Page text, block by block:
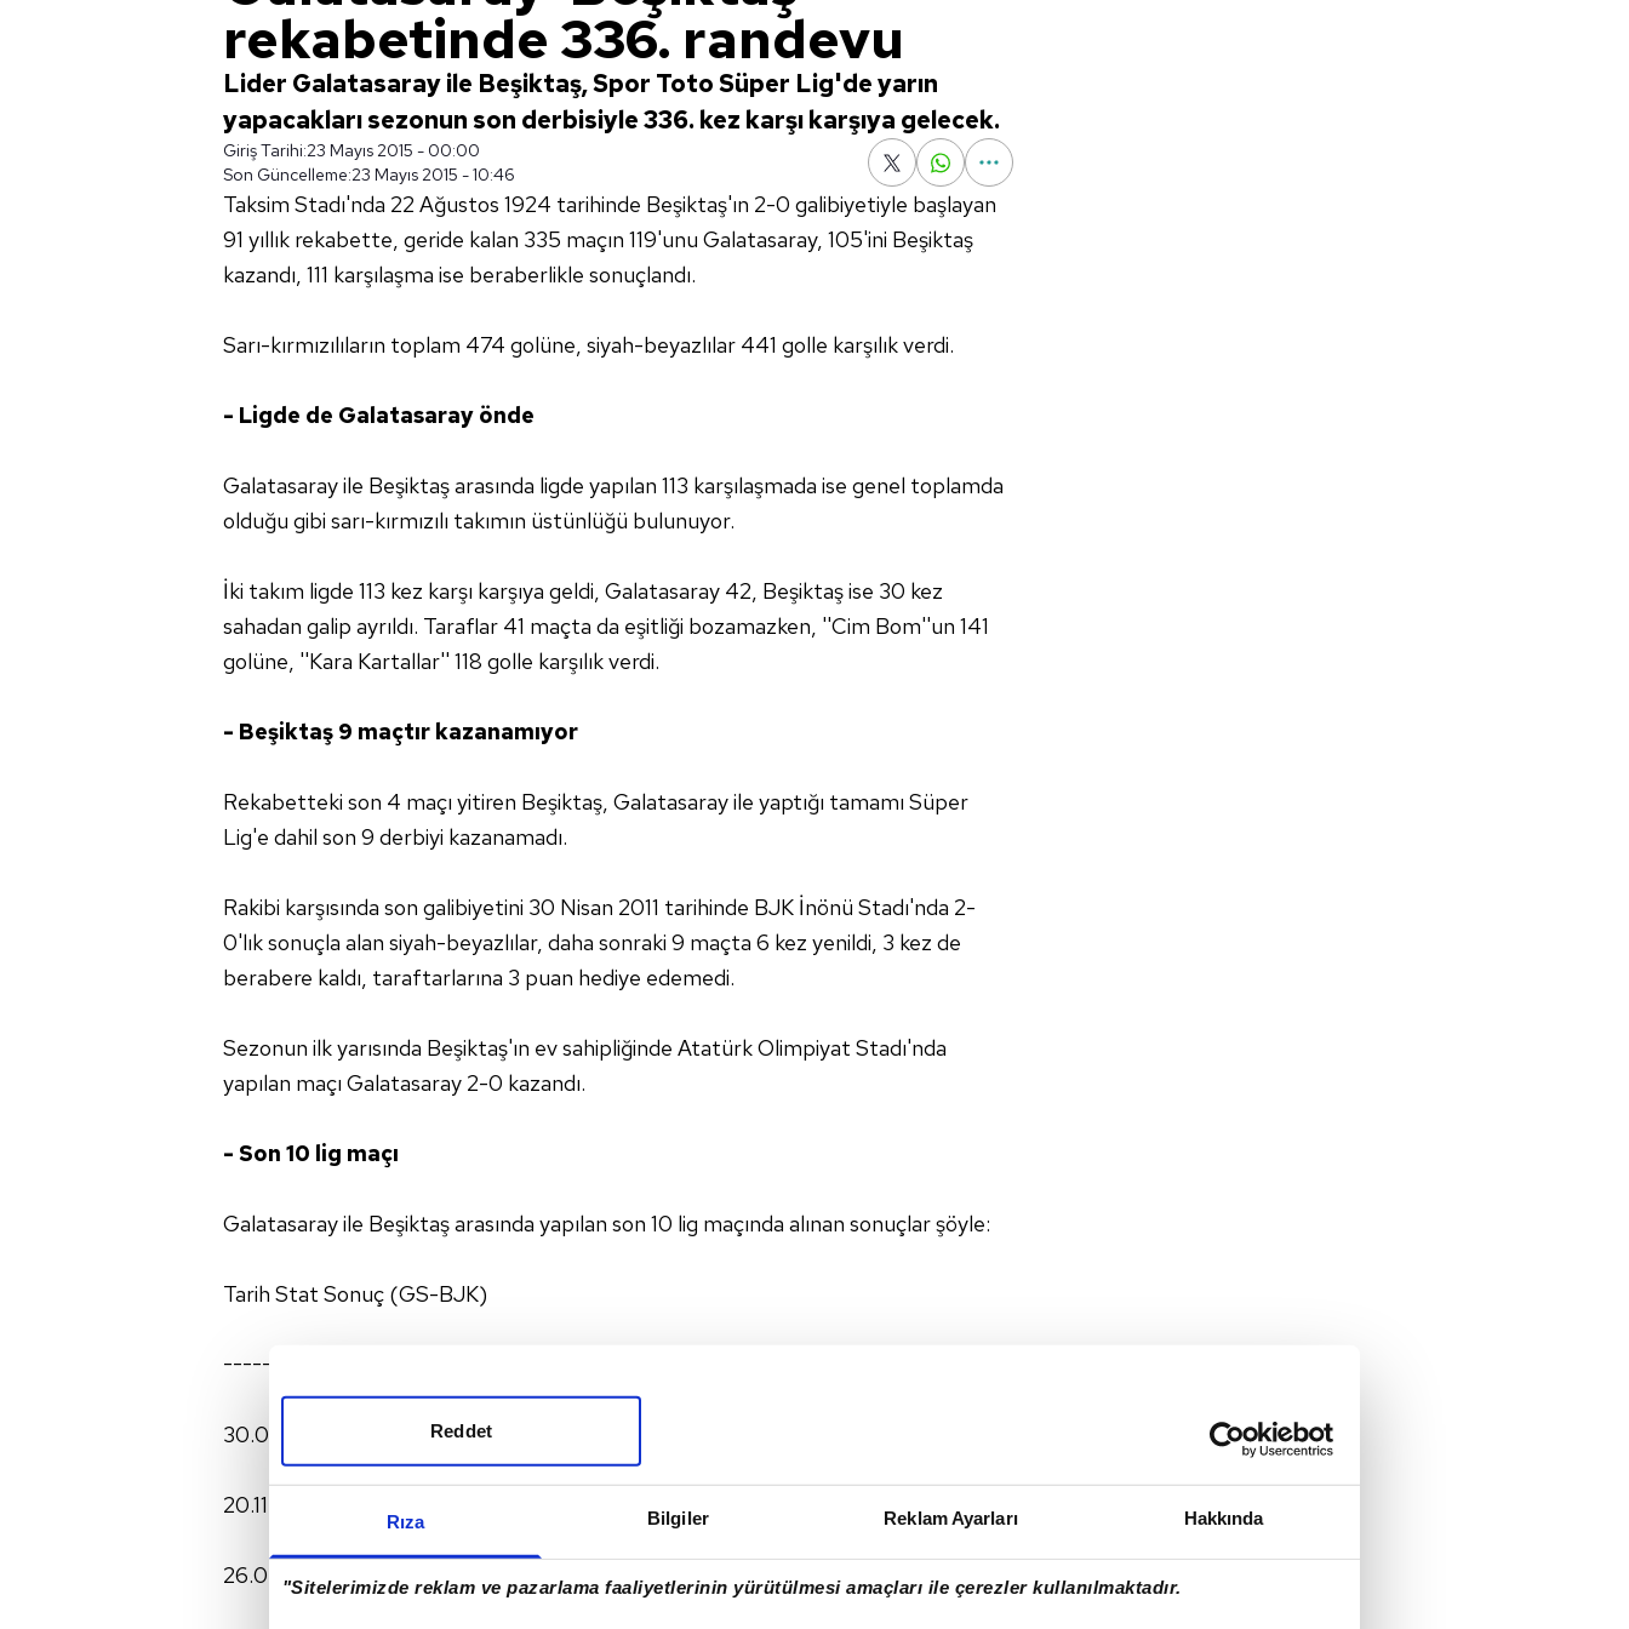
Rıza Bilgiler Reklam Ayarları Hakkında
"Sitelerimizde reklam ve pazarlama faaliyetlerinin yürütülmesi amaçları ile çerezler kullanılmaktadır.
Reddet
rekabetinde 336. randevu
Lider Galatasaray ile Beşiktaş, Spor Toto Süper Lig'de yarın
yapacakları sezonun son derbisiyle 336. kez karşı karşıya gelecek.
Giriş Tarihi:23 Mayıs 2015 - 00:00
Son Güncelleme:23 Mayıs 2015 - 10:46
Taksim Stadı'nda 22 Ağustos 1924 tarihinde Beşiktaş'ın 2-0 galibiyetiyle başlayan
91 yıllık rekabette, geride kalan 335 maçın 119'unu Galatasaray, 105'ini Beşiktaş
kazandı, 111 karşılaşma ise beraberlikle sonuçlandı.
Sarı-kırmızılıların toplam 474 golüne, siyah-beyazlılar 441 golle karşılık verdi.
- Ligde de Galatasaray önde
Galatasaray ile Beşiktaş arasında ligde yapılan 113 karşılaşmada ise genel toplamda
olduğu gibi sarı-kırmızılı takımın üstünlüğü bulunuyor.
İki takım ligde 113 kez karşı karşıya geldi, Galatasaray 42, Beşiktaş ise 30 kez
sahadan galip ayrıldı. Taraflar 41 maçta da eşitliği bozamazken, ''Cim Bom''un 141
golüne, ''Kara Kartallar'' 118 golle karşılık verdi.
- Beşiktaş 9 maçtır kazanamıyor
Rekabetteki son 4 maçı yitiren Beşiktaş, Galatasaray ile yaptığı tamamı Süper
Lig'e dahil son 9 derbiyi kazanamadı.
Rakibi karşısında son galibiyetini 30 Nisan 2011 tarihinde BJK İnönü Stadı'nda 2-
0'lık sonuçla alan siyah-beyazlılar, daha sonraki 9 maçta 6 kez yenildi, 3 kez de
berabere kaldı, taraftarlarına 3 puan hediye edemedi.
Sezonun ilk yarısında Beşiktaş'ın ev sahipliğinde Atatürk Olimpiyat Stadı'nda
yapılan maçı Galatasaray 2-0 kazandı.
- Son 10 lig maçı
Galatasaray ile Beşiktaş arasında yapılan son 10 lig maçında alınan sonuçlar şöyle:
Tarih Stat Sonuç (GS-BJK)
-------------------------------------------------------------
30.04.2011 BJK İnönü 0 - 2
20.11.2011 BJK İnönü 0 - 0 (Lig Grubu)
26.02.2012 Türk Telekom 3 - 2 (Lig Grubu)